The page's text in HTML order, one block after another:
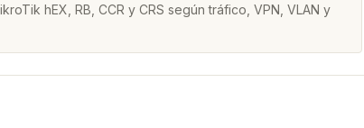
hEX, RB, CCR y CRS según tráfico, VPN, VLAN y